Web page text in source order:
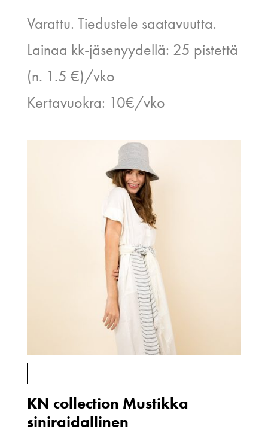
Varattu. Tiedustele saatavuutta.
Lainaa kk-jäsenyydellä: 25 pistettä
(n. 1.5 €)/vko
Kertavuokra: 10€/vko
KN collection Mustikka
siniraidallinen